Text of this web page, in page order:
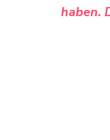
haben.